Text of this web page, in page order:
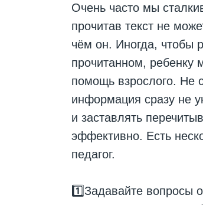
Очень часто мы
прочитав текст не
чём он. Иногда, чтобы
прочитанном, ребенку
помощь взрослого. Не
информация сразу не
и заставлять
эффективно. Есть
педагог.
1️⃣Задавайте вопросы